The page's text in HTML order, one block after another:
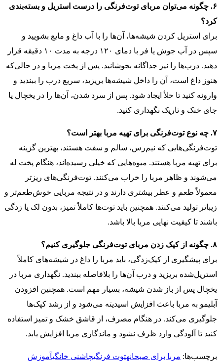
۶. چگونه می‌توان مربای توت‌فرنگی را درست استریل و بسته‌بندی
کرد؟
برای استریل کردن شیشه‌ها، آن‌ها را با آب داغ و مایع بشویید و
سپس در آب جوش یا فر با دمای ۱۲۰ درجه به مدت ۱۰ دقیقه قرار
دهید. درب‌ها را نیز جداگانه بجوشانید. پس از پخت مربا و در حالی‌که
هنوز داغ است، آن را داخل شیشه‌ها بریزید، سریع درب را ببندید و
وارونه کنید تا خلأ ایجاد شود. پس از سرد شدن، آن‌ها را در یخچال یا
جای خنک و تاریک نگهداری کنید.
۷. چه نوع توت‌فرنگی برای تهیه مربا بهتر است؟
توت‌فرنگی‌هایی که نیم‌رس، سالم و سفت هستند، بهترین گزینه
برای تهیه مربا هستند. میوه‌هایی که خیلی رسیده‌اند، هنگام پخت له
می‌شوند و ظاهر مربا را خراب می‌کنند. توت‌فرنگی‌های ریزتر
معمولاً طعم و عطر بیشتری دارند و در نتیجه مربایی خوش‌طعم‌تر و
زیباتر تولید می‌کنند. همچنین باید توت‌ها کاملاً تمیز، بدون لک یا زدگی
باشند تا کیفیت نهایی مربا بالا باشد.
۸. چگونه از کپک زدن مربای توت‌فرنگی جلوگیری کنیم؟
برای پیشگیری از کپک‌زدگی، باید مربا را داغ در شیشه‌های کاملاً
استریل‌شده بریزید و درب آن‌ها را بلافاصله ببندید. نگهداری مربا در
یخچال پس از باز شدن شیشه، بسیار مهم است. همچنین افزودن
آبلیمو به مربا باعث افزایش اسیدیته می‌شود و از رشد کپک‌ها
جلوگیری می‌کند. در هنگام مصرف، از قاشق خشک و تمیز استفاده
کنید تا آلودگی وارد ظرف نشود و ماندگاری مربا افزایش یابد.
برچسب‌ها: مربا برای صبحانهتوت‌ فرنگیچاشنی خانگیآموزش